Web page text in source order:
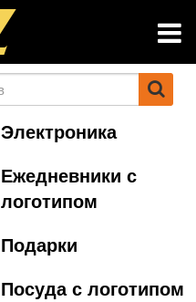
Электроника
Ежедневники с
логотипом
Подарки
Посуда с логотипом